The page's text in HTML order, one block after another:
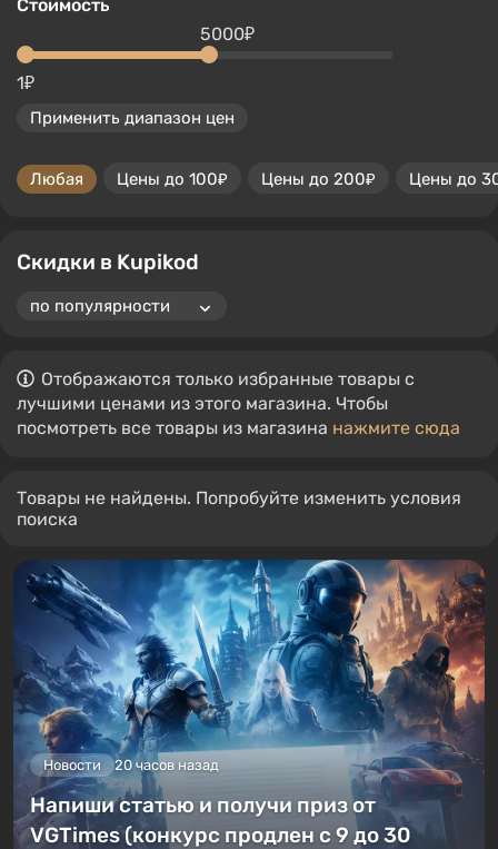
Стоимость
1₽
5000₽
Применить диапазон цен
Любая Цены до 100₽ Цены до 200₽ Цены до
Скидки в Kupikod
Отображаются только избранные товары с
лучшими ценами из этого магазина. Чтобы
посмотреть все товары из магазина нажмите сюда
Товары не найдены. Попробуйте изменить условия
поиска
Новости 20 часов назад
Напиши статью и получи приз от
VGTimes (конкурс продлен с 9 до 30